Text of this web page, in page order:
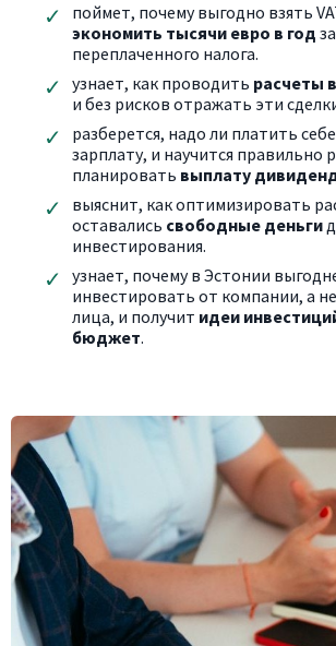
поймет, почему выгодно взять
экономить тысячи евро в год
переплаченного налога.
узнает, как проводить расчеты
и без рисков отражать эти
разберется, надо ли платить
зарплату, и научится правильно
планировать выплату
выяснит, как оптимизировать
оставались свободные деньги
инвестирования.
узнает, почему в Эстонии
инвестировать от компании, а
лица, и получит идеи
бюджет.